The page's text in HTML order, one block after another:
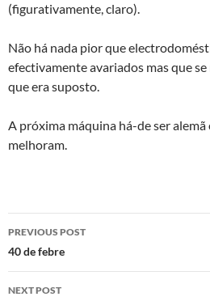
(figurativamente, claro).
Não há nada pior que
efectivamente avariados mas que
que era suposto.
A próxima máquina há-de ser alemã
melhoram.
Post
navigation
PREVIOUS POST
40 de febre
NEXT POST